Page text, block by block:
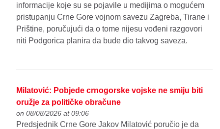
informacije koje su se pojavile u medijima o mogućem
pristupanju Crne Gore vojnom savezu Zagreba, Tirane i
Prištine, poručujući da o tome nijesu vođeni razgovori
niti Podgorica planira da bude dio takvog saveza.
Milatović: Pobjede crnogorske vojske ne smiju biti
oružje za političke obračune
on 08/08/2026 at 09:06
Predsjednik Crne Gore Jakov Milatović poručio je da